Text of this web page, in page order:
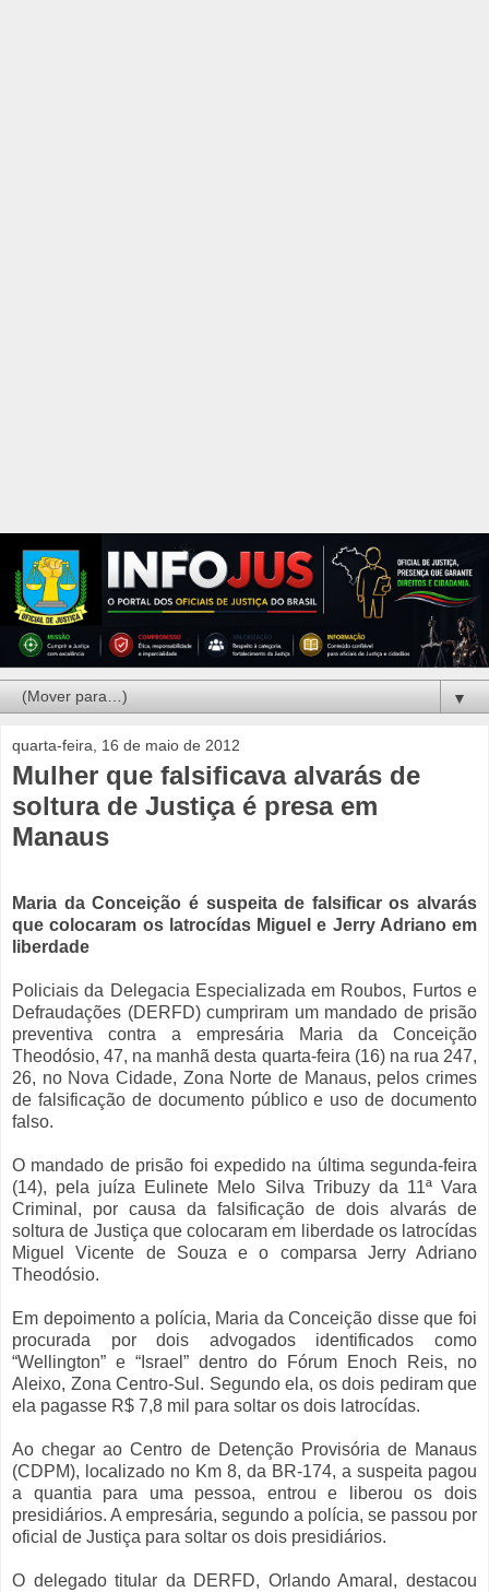
▼
quarta-feira, 16 de maio de 2012
Mulher que falsificava alvarás de
soltura de Justiça é presa em
Manaus
Maria da Conceição é suspeita de falsificar os alvarás
que colocaram os latrocídas Miguel e Jerry Adriano em
liberdade
Policiais da Delegacia Especializada em Roubos, Furtos e
Defraudações (DERFD) cumpriram um mandado de prisão
preventiva contra a empresária Maria da Conceição
Theodósio, 47, na manhã desta quarta-feira (16) na rua 247,
26, no Nova Cidade, Zona Norte de Manaus, pelos crimes
de falsificação de documento público e uso de documento
falso.
O mandado de prisão foi expedido na última segunda-feira
(14), pela juíza Eulinete Melo Silva Tribuzy da 11ª Vara
Criminal, por causa da falsificação de dois alvarás de
soltura de Justiça que colocaram em liberdade os latrocídas
Miguel Vicente de Souza e o comparsa Jerry Adriano
Theodósio.
Em depoimento a polícia, Maria da Conceição disse que foi
procurada por dois advogados identificados como
“Wellington” e “Israel” dentro do Fórum Enoch Reis, no
Aleixo, Zona Centro-Sul. Segundo ela, os dois pediram que
ela pagasse R$ 7,8 mil para soltar os dois latrocídas.
Ao chegar ao Centro de Detenção Provisória de Manaus
(CDPM), localizado no Km 8, da BR-174, a suspeita pagou
a quantia para uma pessoa, entrou e liberou os dois
presidiários. A empresária, segundo a polícia, se passou por
oficial de Justiça para soltar os dois presidiários.
O delegado titular da DERFD, Orlando Amaral, destacou